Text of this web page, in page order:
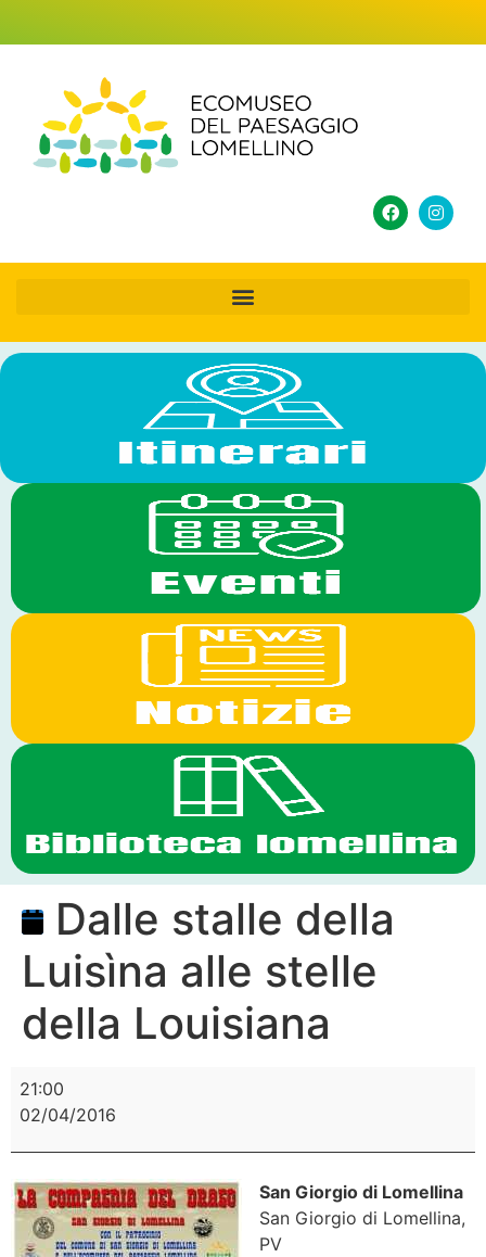
Dalle stalle della
Luisìna alle stelle
della Louisiana
21:00
02/04/2016
San Giorgio di Lomellina
San Giorgio di Lomellina,
PV